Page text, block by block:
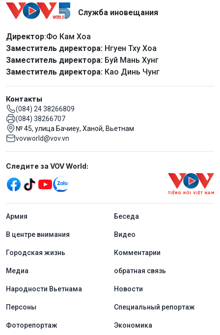
Служба иновещания
Директор:Фо Кам Хоа
Заместитель директора: Нгуен Тху Хоа
Заместитель директора: Буй Мань Хунг
Заместитель директора: Као Динь Чунг
Контакты
(084) 24 38266809
(084) 38266707
№ 45, улица Бачиеу, Ханой, Вьетнам
vovworld@vov.vn
Mạng xã hội
Следите за VOV World:
menu footer tiếng Nga
Aрмия Беседа
В центре внимания Видео
Городская жизнь Комментарии
Медиа обратная связь
Народности Вьетнама Новости
Персоны Специальный репортаж
Фоторепортаж Экономика